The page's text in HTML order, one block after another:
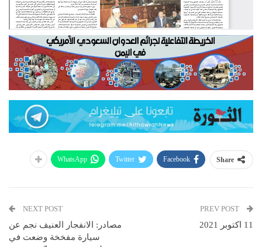
Share
Facebook
Twitter
WhatsApp
11 اكتوبر 2021
NEXT POST
مصادر: الانفجار العنيف نجم عن
سيارة مفخخة وضعت في